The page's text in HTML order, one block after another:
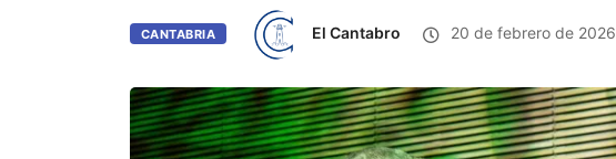
CANTABRIA El Cantabro 20 de febrero de 2026